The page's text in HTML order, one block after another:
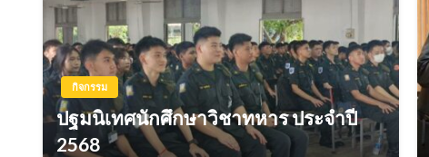
กิจกรรม
ปฐมนิเทศนักศึกษาวิชาทหาร ประจำปี
2568